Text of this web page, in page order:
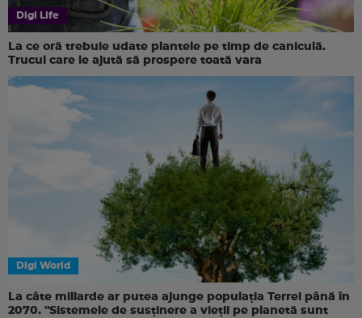
Digi Life
La ce oră trebuie udate plantele pe timp de caniculă.
Trucul care le ajută să prospere toată vara
Digi World
La câte miliarde ar putea ajunge populația Terrei până în
2070. "Sistemele de susținere a vieții pe planetă sunt